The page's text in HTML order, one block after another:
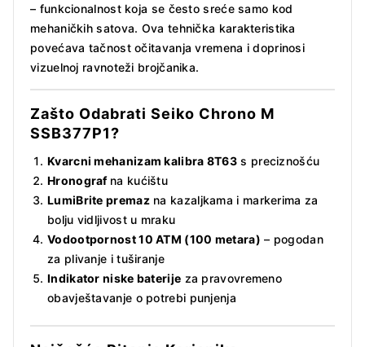
– funkcionalnost koja se često sreće samo kod
mehaničkih satova. Ova tehnička karakteristika
povećava tačnost očitavanja vremena i doprinosi
vizuelnoj ravnoteži brojčanika.
Zašto Odabrati Seiko Chrono M
SSB377P1?
Kvarcni mehanizam kalibra 8T63 s preciznošću
Hronograf na kućištu
LumiBrite premazna kazaljkama i markerima za
bolju vidljivost u mraku
Vodootpornost 10 ATM (100 metara) – pogodan
za plivanje i tuširanje
Indikator niske baterije za pravovremeno
obavještavanje o potrebi punjenja